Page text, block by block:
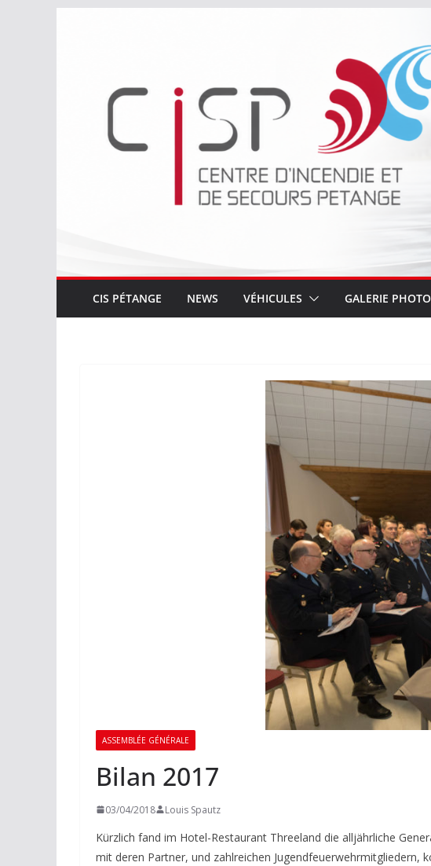
CIS PÉTANGE NEWS VÉHICULES GALERIE
ASSEMBLÉE GÉNÉRALE
Bilan 2017
03/04/2018 Louis Spautz
Kürzlich fand im Hotel-Restaurant Threeland die alljährliche
mit deren Partner, und zahlreichen Jugendfeuerwehrmitgliedern,